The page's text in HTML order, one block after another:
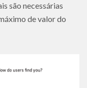
são necessárias
de valor do